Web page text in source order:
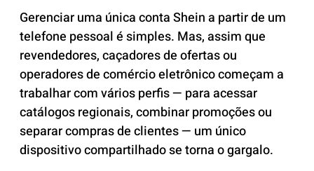
Gerenciar uma única conta Shein a partir de um
telefone pessoal é simples. Mas, assim que
revendedores, caçadores de ofertas ou
operadores de comércio eletrônico começam a
trabalhar com vários perfis — para acessar
catálogos regionais, combinar promoções ou
separar compras de clientes — um único
dispositivo compartilhado se torna o gargalo.